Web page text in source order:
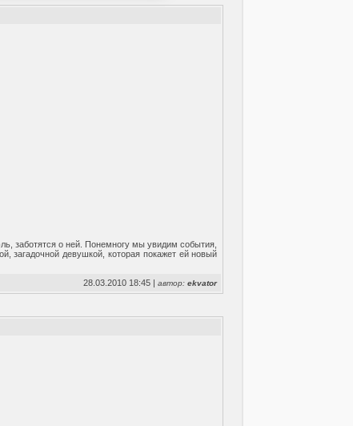
заботятся о ней. Понемногу мы увидим события,
загадочной девушкой, которая покажет ей новый
28.03.2010 18:45 |автор:ekvator